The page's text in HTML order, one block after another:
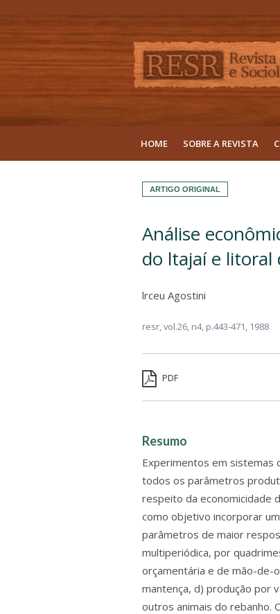
HOME SOBRE A REVISTA
ARTIGO ORIGINAL
Análise
do ltajaí e litoral
lrceu Agostini
resr,vol.26, n4, p.443-471, 1988
PDF
Resumo
Experimentos em sistemas
todos os parâmetros
respeito da economicidade
como objetivo incorporar
parâmetros de maior
multiperiódica, por
orçamentária e de mão-de-
mantença, d) produção por
outros animais do rebanho.